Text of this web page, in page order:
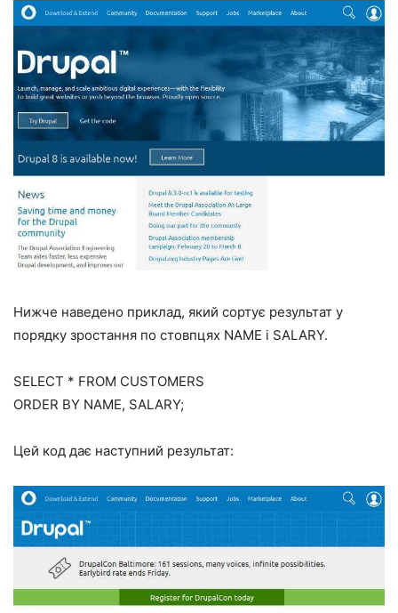
Нижче наведено приклад, який сортує результат у
порядку зростання по стовпцях NAME і SALARY.
SELECT * FROM CUSTOMERS
ORDER BY NAME, SALARY;
Цей код дає наступний результат: